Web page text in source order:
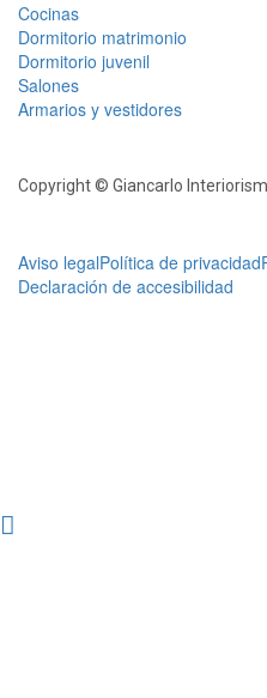
Cocinas
Dormitorio matrimonio
Dormitorio juvenil
Salones
Armarios y vestidores
Copyright © Giancarlo
Aviso legalPolítica de privacidad
Declaración de accesibilidad